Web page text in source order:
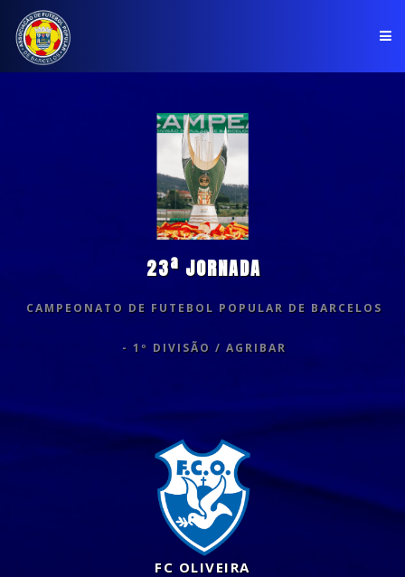
CLUBES
23ª JORNADA
CAMPEONATO DE FUTEBOL POPULAR DE BARCELOS
- 1º DIVISÃO / AGRIBAR
FC OLIVEIRA